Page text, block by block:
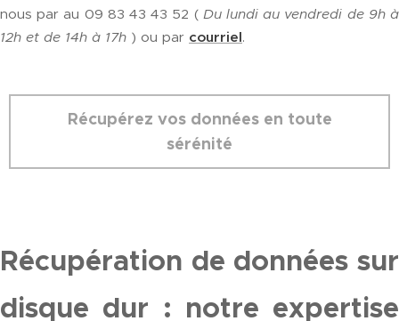
nous par au 09 83 43 43 52 ( Du lundi au vendredi de 9h à
12h et de 14h à 17h ) ou par courriel.
Récupérez vos données en toute
sérénité
Récupération de données sur
disque dur : notre expertise